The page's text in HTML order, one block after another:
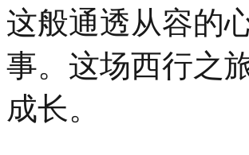
这般通透从容的
事。这场西行之
成长。